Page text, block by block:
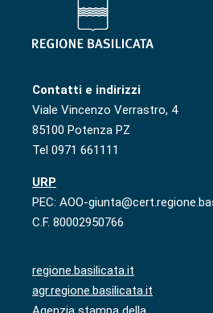
Contatti e indirizzi
Viale Vincenzo Verrastro, 4
85100 Potenza PZ
Tel 0971 661111
URP
PEC: AOO-
C.F. 80002950766
regione.basilicata.it
agr.regione.basilicata.it